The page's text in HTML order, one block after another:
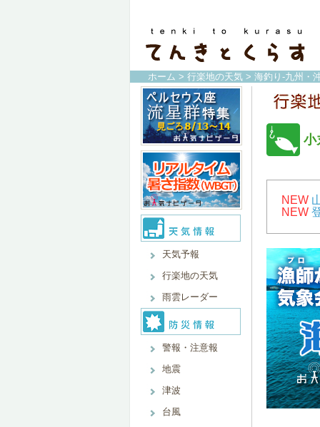
ホーム > 行楽地の天気 > 海釣り-九州・
天気予報
行楽地の天気
雨雲レーダー
警報・注意報
地震
津波
台風
小
NEW
NEW